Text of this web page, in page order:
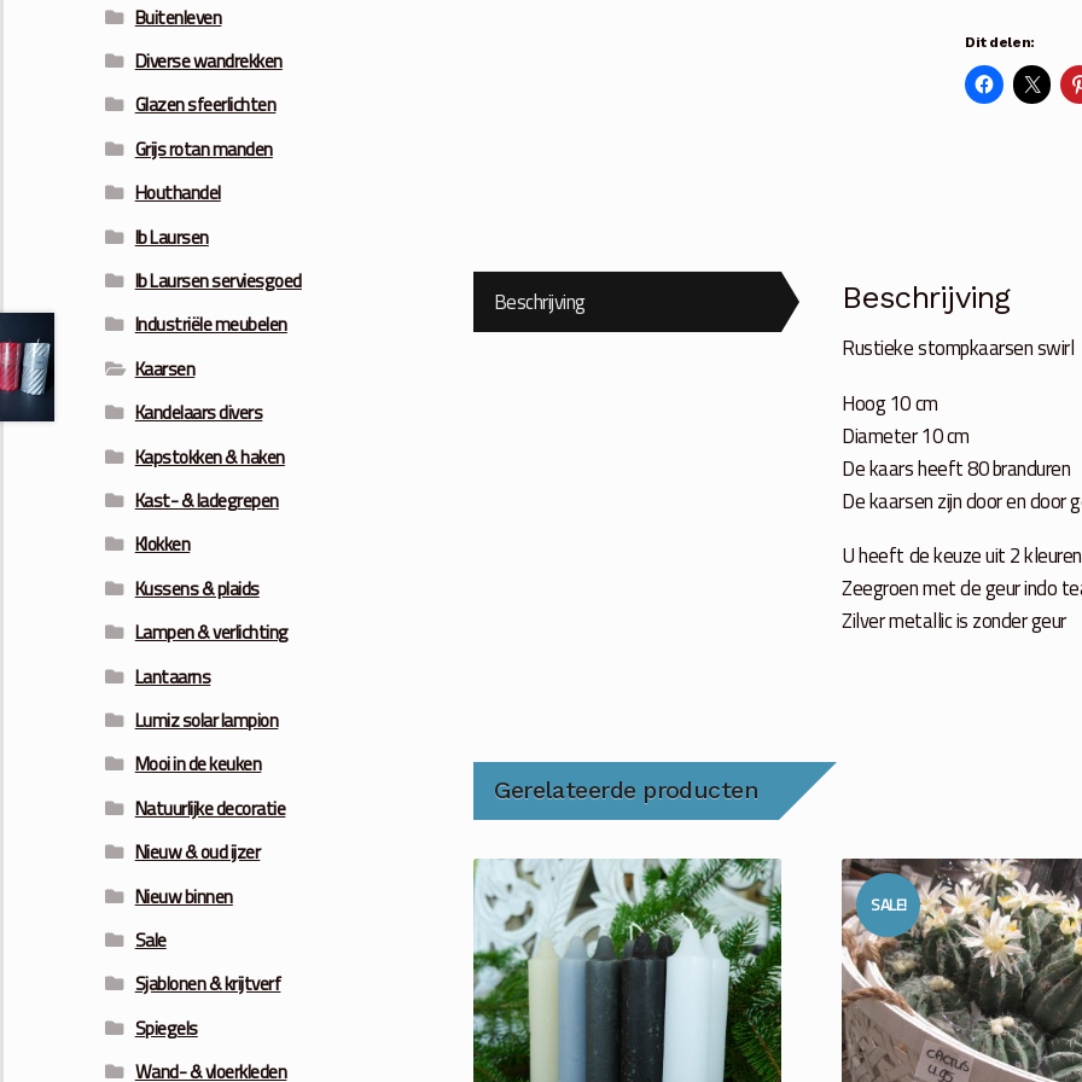
Dit delen:
Beschrijving Beschrijving
Rustieke stompkaarsen swirl
Hoog 10 cm
Diameter 10 cm
De kaars heeft 80 branduren
De kaarsen zijn door en door
U heeft de keuze uit 2 kleuren
Zeegroen met de geur indo
Zilver metallic is zonder geur
Gerelateerde producten
SALE!
Buitenleven
Diverse wandrekken
Glazen sfeerlichten
Grijs rotan manden
Houthandel
Ib Laursen
Ib Laursen serviesgoed
Industriële meubelen
Kaarsen
Kandelaars divers
Kapstokken & haken
Kast- & ladegrepen
Klokken
Kussens & plaids
Lampen & verlichting
Lantaarns
Lumiz solar lampion
Mooi in de keuken
Natuurlijke decoratie
Nieuw & oud ijzer
Nieuw binnen
Sale
Sjablonen & krijtverf
Spiegels
Wand- & vloerkleden